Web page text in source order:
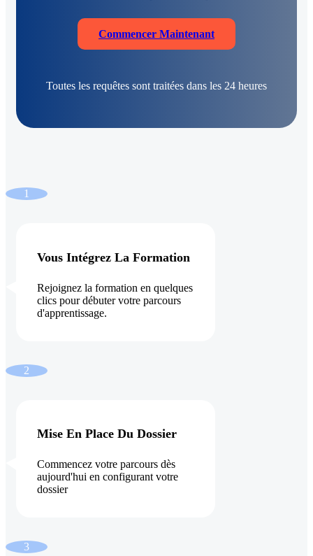
Commencer Maintenant
Toutes les requêtes sont traitées dans les 24 heures
1
Vous Intégrez La Formation
Rejoignez la formation en quelques
clics pour débuter votre parcours
d'apprentissage.
2
Mise En Place Du Dossier
Commencez votre parcours dès
aujourd'hui en configurant votre
dossier
3